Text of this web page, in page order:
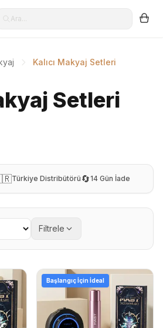
Ara...
Kalıcı Makyaj Setleri
Setleri
Türkiye Distribütörü 🔄14 Gün İade
Filtrele
Başlangıç İçin İdeal